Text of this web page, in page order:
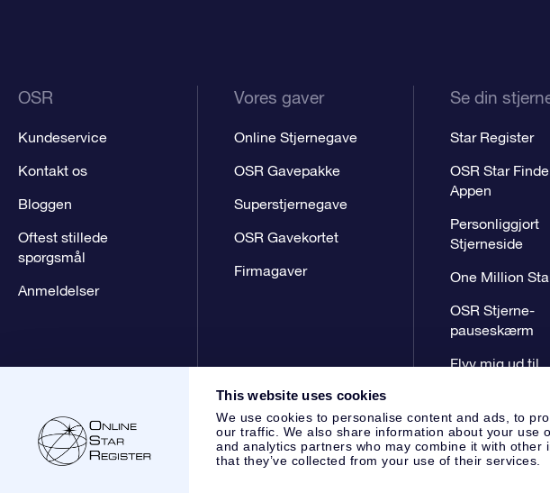
This website uses cookies
We use cookies to personalise content and ads, to
our traffic. We also share information about your use
and analytics partners who may combine it with other
that they’ve collected from your use of their services.
OSR
Kundeservice
Kontakt os
Bloggen
Oftest stillede
spørgsmål
Anmeldelser
Vores gaver
Online Stjernegave
OSR Gavepakke
Superstjernegave
OSR Gavekortet
Firmagaver
Se din
Star Register
OSR Star
Appen
Personliggjort
Stjerneside
One Million
OSR Stjerne-
pauseskærm
Flyv mig ud til